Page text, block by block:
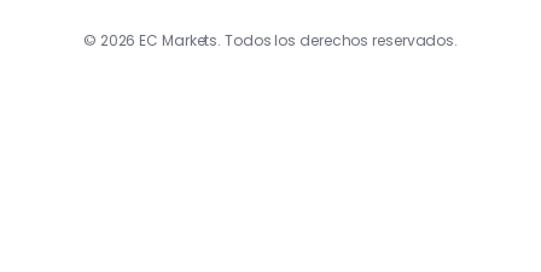
© 2026 EC Markets. Todos los derechos reservados.